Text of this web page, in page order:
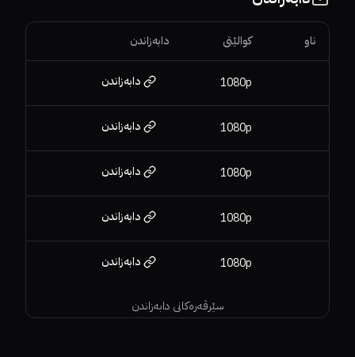
سێرڤەرەکانی دابەزاندن
ناو کوالێتی دابەزاندن
1080p دابەزاندن
1080p دابەزاندن
1080p دابەزاندن
1080p دابەزاندن
1080p دابەزاندن